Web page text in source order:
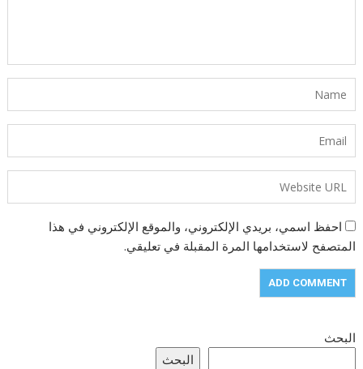
احفظ اسمي، بريدي الإلكتروني، والموقع الإلكتروني في هذا
المتصفح لاستخدامها المرة المقبلة في تعليقي.
البحث
البحث